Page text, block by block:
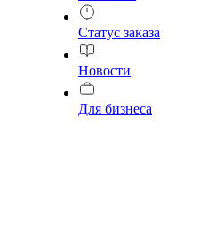
Статус заказа
Новости
Для бизнеса